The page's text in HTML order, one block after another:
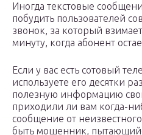
Иногда текстовые
побудить пользователей
звонок, за который
минуту, когда абонент
Если у вас есть сотовый
используете его десятки
полезную информацию
приходили ли вам когда-
сообщение от
быть мошенник,